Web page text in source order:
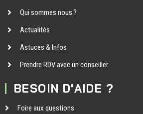
Qui sommes nous ?
Actualités
Astuces & Infos
Prendre RDV avec un conseiller
BESOIN D'AIDE ?
Foire aux questions